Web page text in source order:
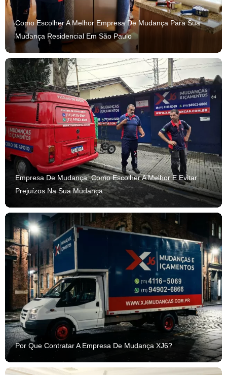
Como Escolher A Melhor Empresa De Mudança Para Sua
Mudança Residencial Em São Paulo
Empresa De Mudança: Como Escolher A Melhor E Evitar
Prejuízos Na Sua Mudança
Por Que Contratar A Empresa De Mudança XJ6?